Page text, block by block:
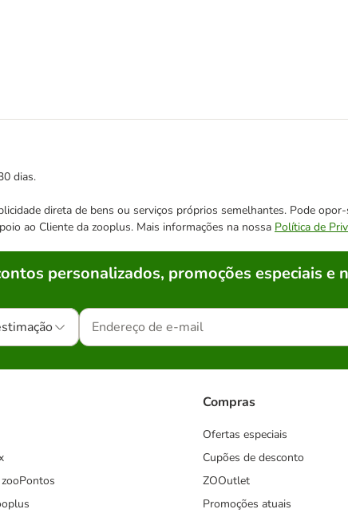
dias.
direta de bens ou serviços próprios semelhantes. Pode
ao Cliente da zooplus. Mais informações na nossa Política de
personalizados, promoções especiais e
Compras
Ofertas especiais
Cupões de desconto
ZOOutlet
Promoções atuais